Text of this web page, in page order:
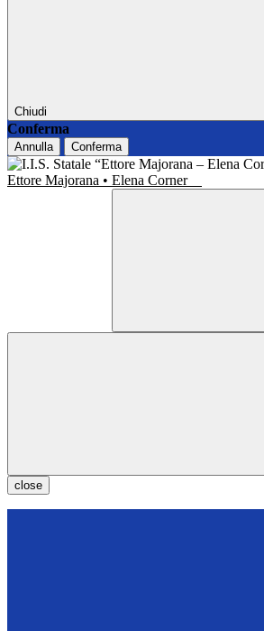
Chiudi
Conferma
Annulla Conferma
Ettore Majorana • Elena Corner
close